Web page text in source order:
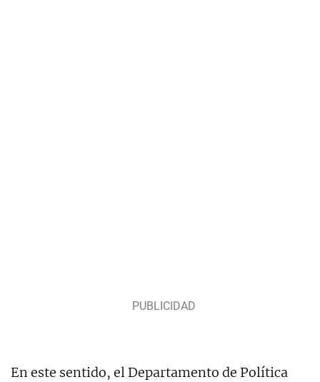
En este sentido, el Departamento de Política